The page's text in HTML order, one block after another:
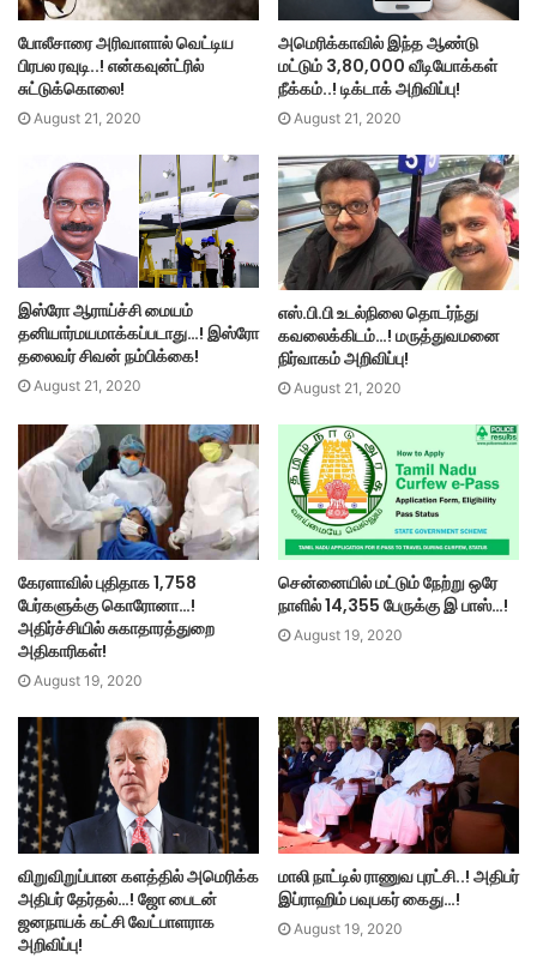
போலீசாரை அரிவாளால் வெட்டிய
பிரபல ரவுடி..! என்கவுன்ட்ரில்
சுட்டுக்கொலை!
August 21, 2020
அமெரிக்காவில் இந்த ஆண்டு
மட்டும் 3,80,000 வீடியோக்கள்
நீக்கம்..! டிக்டாக் அறிவிப்பு!
August 21, 2020
இஸ்ரோ ஆராய்ச்சி மையம்
தனியார்மயமாக்கப்படாது…! இஸ்ரோ
தலைவர் சிவன் நம்பிக்கை!
August 21, 2020
எஸ்.பி.பி உடல்நிலை தொடர்ந்து
கவலைக்கிடம்…! மருத்துவமனை
நிர்வாகம் அறிவிப்பு!
August 21, 2020
கேரளாவில் புதிதாக 1,758
பேர்களுக்கு கொரோனா…!
அதிர்ச்சியில் சுகாதாரத்துறை
அதிகாரிகள்!
August 19, 2020
சென்னையில் மட்டும் நேற்று ஒரே
நாளில் 14,355 பேருக்கு இ பாஸ்…!
August 19, 2020
விறுவிறுப்பான களத்தில் அமெரிக்க
அதிபர் தேர்தல்…! ஜோ பைடன்
ஜனநாயக் கட்சி வேட்பாளராக
அறிவிப்பு!
மாலி நாட்டில் ராணுவ புரட்சி..! அதிபர்
இப்ராஹிம் பவுபகர் கைது…!
August 19, 2020